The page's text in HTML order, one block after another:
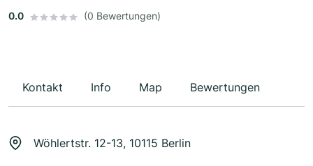
0.0 (0 Bewertungen)
Kontakt Info Map Bewertungen
Wöhlertstr. 12-13, 10115 Berlin